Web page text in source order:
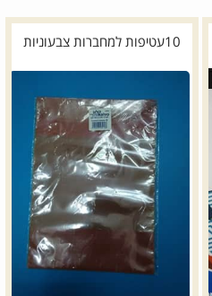
10עטיפות למחברות צבעוניות